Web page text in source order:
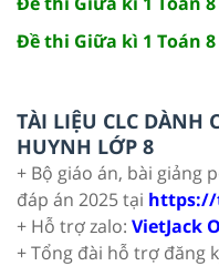
Đề thi Giữa kì 1 Toán
TÀI LIỆU CLC DÀNH
HUYNH LỚP 8
+ Bộ giáo án, bài giảng
đáp án 2025 tại https://
+ Hỗ trợ zalo: VietJack
+ Tổng đài hỗ trợ đăng